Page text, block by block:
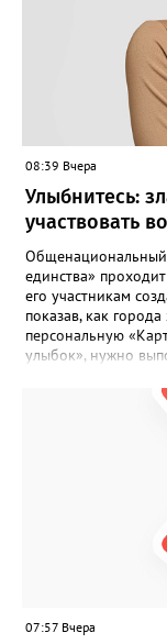
08:39 Вчера
Улыбнитесь:
участвовать
Общенациональный
единства»
его участникам
показав, как
персональную
улыбок», нужно
улыбок»;
одного человека,
одном кадре;
связанных с
добавить подписи
из них, указать
проекта», -
может быть
визуального
пригласить на
«Карту улыбок»,
опубликовать в
получат все, кто
07:57 Вчера